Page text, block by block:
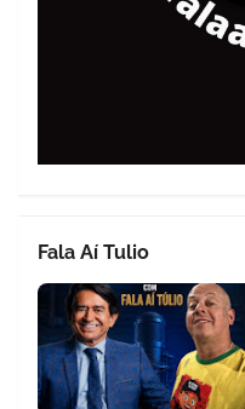
Fala Aí Tulio